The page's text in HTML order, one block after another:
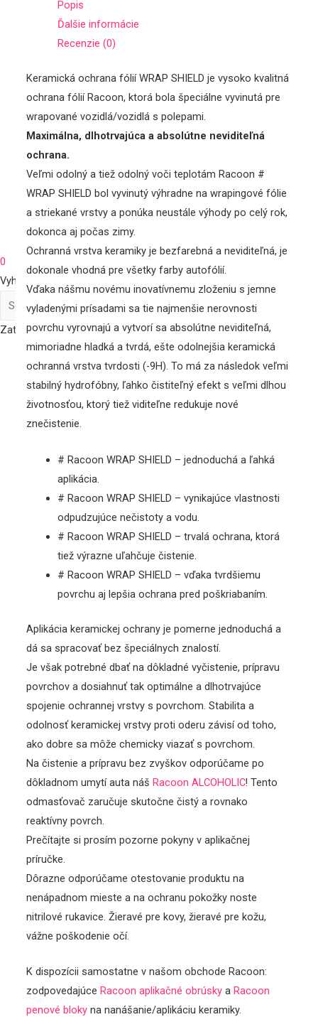
Príslušenstvo
Darčekové poukážky
Mikrovláknové utierky, kefy
0
Vyhľadať
Zatvoriť
SHIELDPopis
Ďalšie informácie
Recenzie (0)
Keramická ochrana fólií WRAP SHIELD je vysoko kvalitná
ochrana fólií Racoon, ktorá bola špeciálne vyvinutá pre
wrapované vozidlá/vozidlá s polepami.
Maximálna, dlhotrvajúca a absolútne neviditeľná
ochrana.
Veľmi odolný a tiež odolný voči teplotám Racoon #
WRAP SHIELD bol vyvinutý výhradne na wrapingové fólie
a striekané vrstvy a ponúka neustále výhody po celý rok,
dokonca aj počas zimy.
Ochranná vrstva keramiky je bezfarebná a neviditeľná, je
dokonale vhodná pre všetky farby autofólií.
Vďaka nášmu novému inovatívnemu zloženiu s jemne
vyladenými prísadami sa tie najmenšie nerovnosti
povrchu vyrovnajú a vytvorí sa absolútne neviditeľná,
mimoriadne hladká a tvrdá, ešte odolnejšia keramická
ochranná vrstva tvrdosti (-9H). To má za následok veľmi
stabilný hydrofóbny, ľahko čistiteľný efekt s veľmi dlhou
životnosťou, ktorý tiež viditeľne redukuje nové
znečistenie.
# Racoon WRAP SHIELD – jednoduchá a ľahká
aplikácia.
# Racoon WRAP SHIELD – vynikajúce vlastnosti
odpudzujúce nečistoty a vodu.
# Racoon WRAP SHIELD – trvalá ochrana, ktorá
tiež výrazne uľahčuje čistenie.
# Racoon WRAP SHIELD – vďaka tvrdšiemu
povrchu aj lepšia ochrana pred poškriabaním.
Aplikácia keramickej ochrany je pomerne jednoduchá a
dá sa spracovať bez špeciálnych znalostí.
Je však potrebné dbať na dôkladné vyčistenie, prípravu
povrchov a dosiahnuť tak optimálne a dlhotrvajúce
spojenie ochrannej vrstvy s povrchom. Stabilita a
odolnosť keramickej vrstvy proti oderu závisí od toho,
ako dobre sa môže chemicky viazať s povrchom.
Na čistenie a prípravu bez zvyškov odporúčame po
dôkladnom umytí auta nášRacoon ALCOHOLIC! Tento
odmasťovač zaručuje skutočne čistý a rovnako
reaktívny povrch.
Prečítajte si prosím pozorne pokyny v aplikačnej
príručke.
Dôrazne odporúčame otestovanie produktu na
nenápadnom mieste a na ochranu pokožky noste
nitrilové rukavice. Žieravé pre kovy, žieravé pre kožu,
vážne poškodenie očí.
K dispozícii samostatne v našom obchode Racoon:
zodpovedajúceRacoon aplikačné obrúsky aRacoon
penové bloky na nanášanie/aplikáciu keramiky.